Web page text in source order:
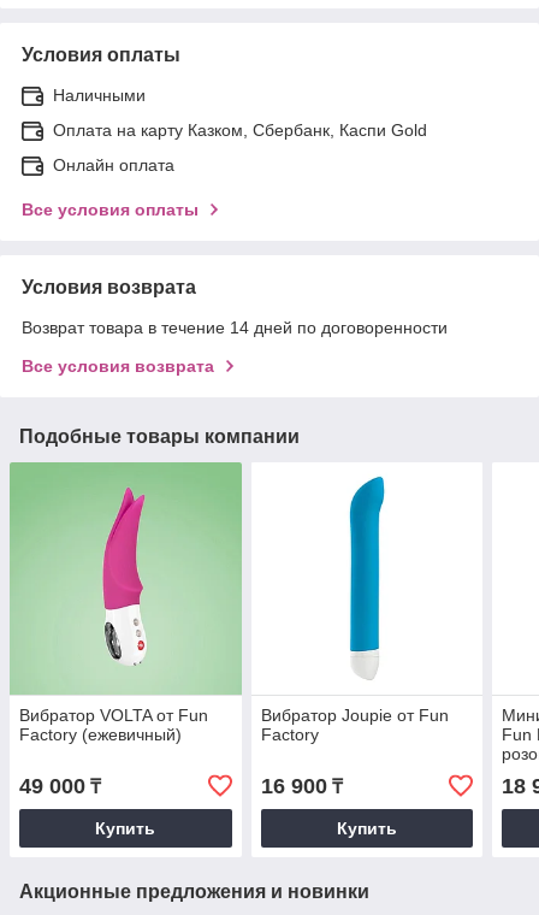
Условия оплаты
Наличными
Оплата на карту Казком, Сбербанк, Каспи Gold
Онлайн оплата
Все условия оплаты
Условия возврата
Возврат товара в течение 14 дней по договоренности
Все условия возврата
Подобные товары компании
Вибратор VOLTA от Fun
Factory (ежевичный)
49 000 ₸
Купить
Вибратор Joupie от Fun
Factory
16 900₸
Купить
Fun
18
Акционные предложения и новинки